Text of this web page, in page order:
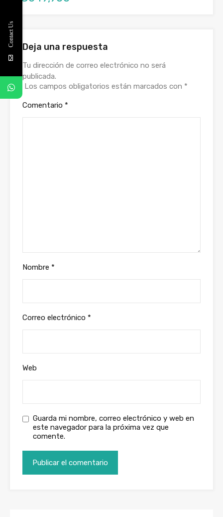
Deja una respuesta
Tu dirección de correo electrónico no será
publicada.
Los campos obligatorios están marcados con *
Comentario *
Nombre *
Correo electrónico *
Web
Guarda mi nombre, correo electrónico y web en
este navegador para la próxima vez que
comente.
Contact Us